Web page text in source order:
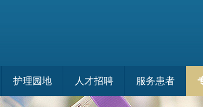
护理园地 人才招聘 服务患者